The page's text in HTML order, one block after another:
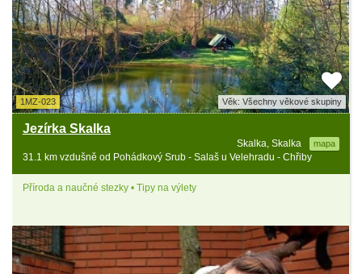
1MZ-023 Věk: Všechny věkové skupiny
Jezírka Skalka
Skalka, Skalka mapa
31.1 km vzdušně od Pohádkový Srub - Salaš u Velehradu - Chřiby
Příroda a naučné stezky • Tipy na výlety